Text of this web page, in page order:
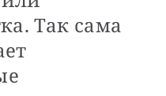
Так сама